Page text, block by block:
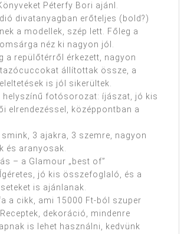
Péterfy Bori ajánl.
divatanyagban erőteljes (bold?)
a modellek, szép lett. Főleg a
néz ki nagyon jól.
a repülőtérről érkezett, nagyon
állítottak össze, a
is jól sikerültek.
helyszínű fotósorozat: íjászat, jó kis
elrendezéssel, középpontban a
3 ajakra, 3 szemre, nagyon
és aranyosak.
– a Glamour „best of”
jó kis összefoglaló, és a
is ajánlanak.
a cikk, ami 15000 Ft-ból szuper
dekoráció, mindenre
is lehet használni, kedvünk